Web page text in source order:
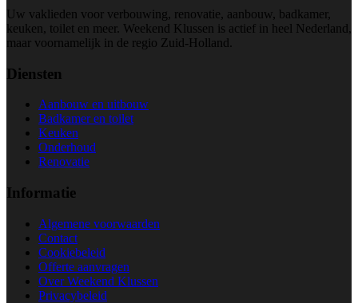
Uw vaklieden voor verbouwing, renovatie, aanbouw, badkamer,
keuken, toilet en meer. Weekend Klussen is actief in heel Nederland,
maar voornamelijk in de regio Zuid-Holland.
Diensten
Aanbouw en uitbouw
Badkamer en toilet
Keuken
Onderhoud
Renovatie
Informatie
Algemene voorwaarden
Contact
Cookiebeleid
Offerte aanvragen
Over Weekend Klussen
Privacybeleid